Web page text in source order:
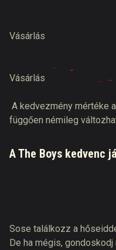
Vásárlás
Vásárlás
A kedvezmény mértéke
függően némileg
A The Boys kedvenc
Sose találkozz a
De ha mégis,